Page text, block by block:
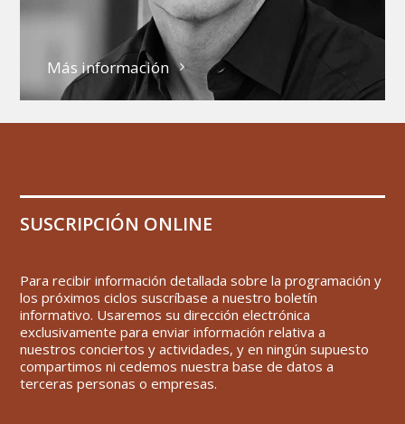
Más información
SUSCRIPCIÓN ONLINE
Para recibir información detallada sobre la programación y
los próximos ciclos suscríbase a nuestro boletín
informativo. Usaremos su dirección electrónica
exclusivamente para enviar información relativa a
nuestros conciertos y actividades, y en ningún supuesto
compartimos ni cedemos nuestra base de datos a
terceras personas o empresas.